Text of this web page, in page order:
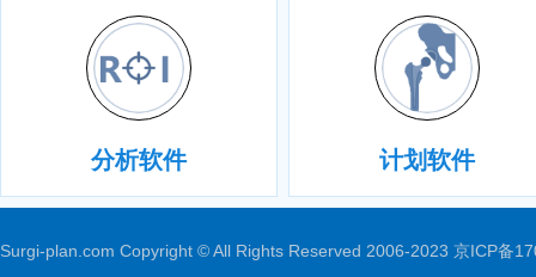
分析软件 计划软件
Surgi-plan.com Copyright © All Rights Reserved 2006-2023 京ICP备